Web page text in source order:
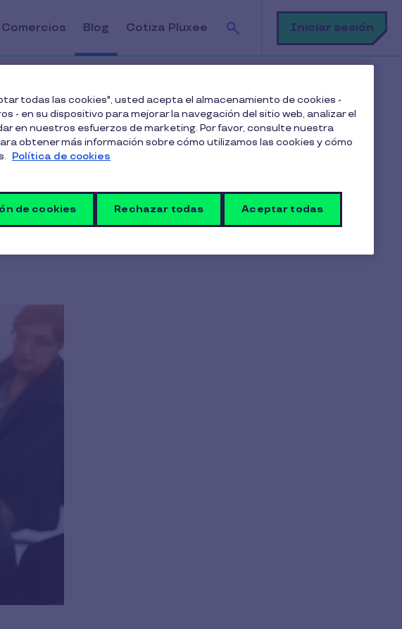
Blog Cotiza Pluxee
Buscar
Iniciar sesión
equipo son más productivas?
Suscríbete a nuestro blog
todas las cookies", usted acepta el almacenamiento de cookies -
- en su dispositivo para mejorar la navegación del sitio web, analizar el
en nuestros esfuerzos de marketing. Por favor, consulte nuestra
obtener más información sobre cómo utilizamos las cookies y cómo
Política de cookies
de cookies Rechazar todas Aceptar todas